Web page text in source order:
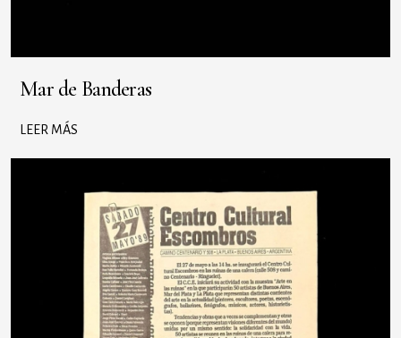
Mar de Banderas
LEER MÁS